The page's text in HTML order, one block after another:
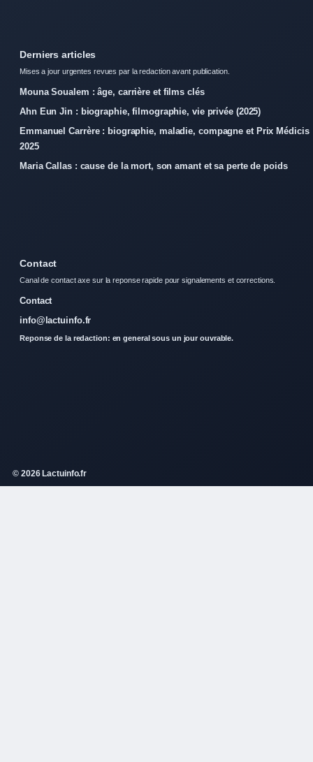
Derniers articles
Mises a jour urgentes revues par la redaction avant publication.
Mouna Soualem : âge, carrière et films clés
Ahn Eun Jin : biographie, filmographie, vie privée (2025)
Emmanuel Carrère : biographie, maladie, compagne et Prix Médicis
2025
Maria Callas : cause de la mort, son amant et sa perte de poids
Contact
Canal de contact axe sur la reponse rapide pour signalements et corrections.
Contact
info@lactuinfo.fr
Reponse de la redaction: en general sous un jour ouvrable.
© 2026 Lactuinfo.fr